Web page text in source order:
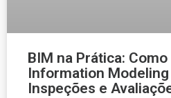
BIM na Prática:
Information
Inspeções e